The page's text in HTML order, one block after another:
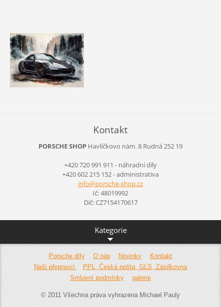
Kontakt
PORSCHE SHOP Havlíčkovo nám. 8 Rudná 252 19
+420 720 991 911 - náhradní díly
+420 602 215 152 - administrativa
info@porsche-shop.cz
Ič: 48019992
Dič: CZ7154170617
Kategorie
Porsche díly O nás Novinky
Kontakt
Naši přepravci
PPL, Česká pošta, GLS, Zásilkovna
Smluvní podmínky
galerie
© 2011 Všechna práva vyhrazena Michael Pauly